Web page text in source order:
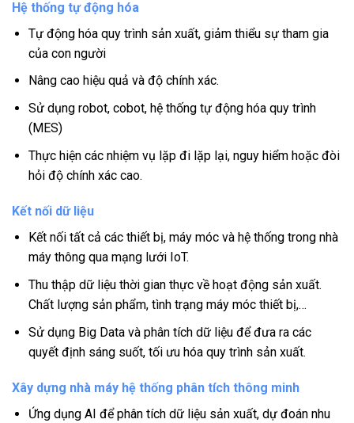
Hệ thống tự động hóa
Tự động hóa quy trình sản xuất, giảm thiểu sự tham gia
của con người
Nâng cao hiệu quả và độ chính xác.
Sử dụng robot, cobot, hệ thống tự động hóa quy trình
(MES)
Thực hiện các nhiệm vụ lặp đi lặp lại, nguy hiểm hoặc đòi
hỏi độ chính xác cao.
Kết nối dữ liệu
Kết nối tất cả các thiết bị, máy móc và hệ thống trong nhà
máy thông qua mạng lưới IoT.
Thu thập dữ liệu thời gian thực về hoạt động sản xuất.
Chất lượng sản phẩm, tình trạng máy móc thiết bị,…
Sử dụng Big Data và phân tích dữ liệu để đưa ra các
quyết định sáng suốt, tối ưu hóa quy trình sản xuất.
Xây dựng nhà máy hệ thống phân tích thông minh
Ứng dụng AI để phân tích dữ liệu sản xuất, dự đoán nhu